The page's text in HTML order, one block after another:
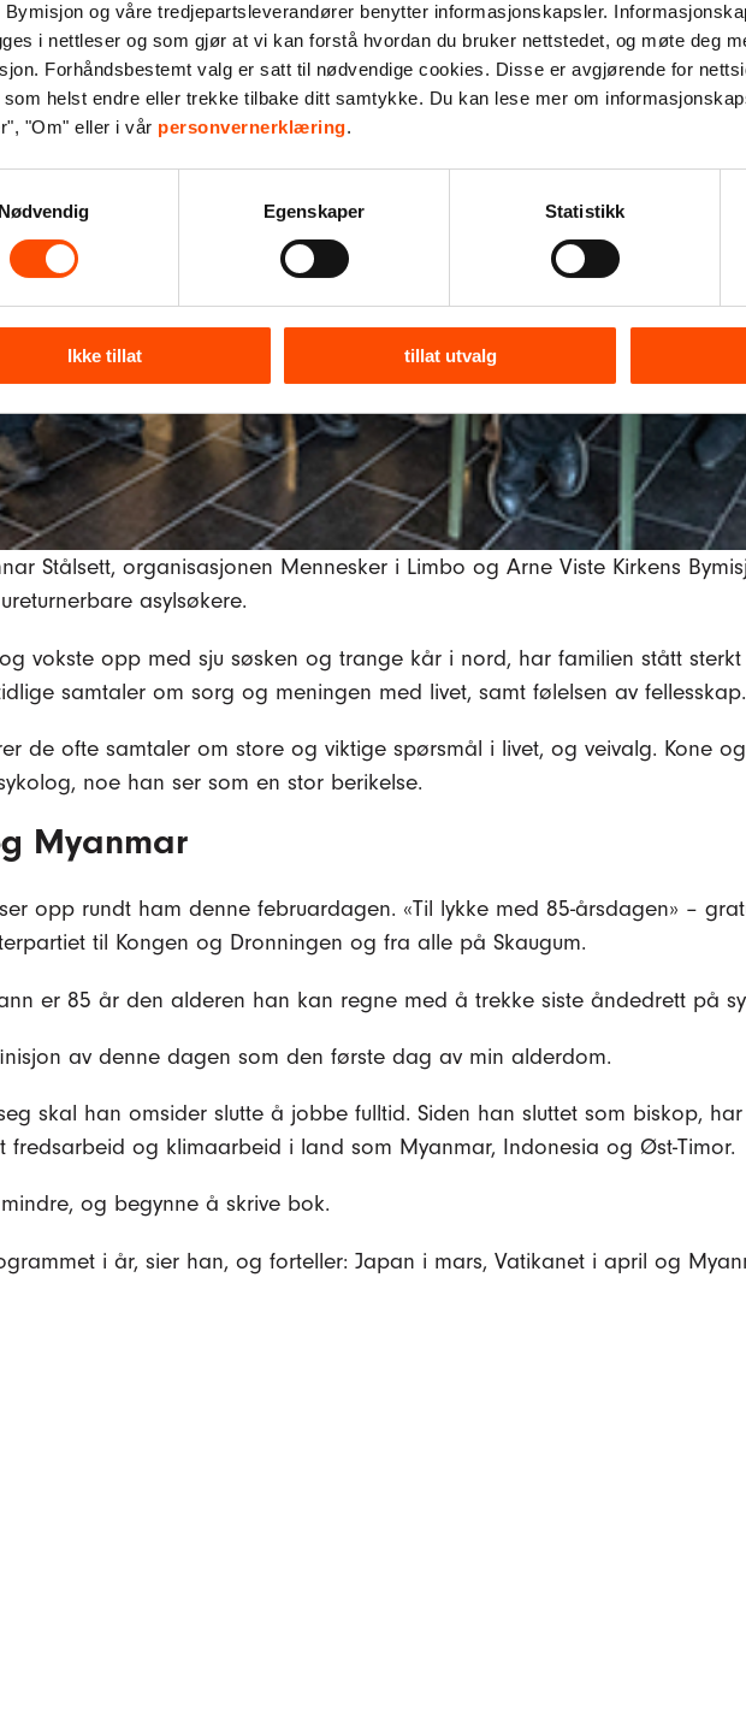
Bymisjon og våre tredjepartsleverandører benytter informasjonskapsler.
i nettleser og som gjør at vi kan forstå hvordan du bruker nettstedet, og møte deg
Forhåndsbestemt valg er satt til nødvendige cookies. Disse er avgjørende for
som helst endre eller trekke tilbake ditt samtykke. Du kan lese mer om
"Om" eller i vår personvernerklæring.
Nødvendig
Egenskaper Statistikk
Ikke tillat tillat utvalg
Stålsett, organisasjonen Mennesker i Limbo og Arne Viste Kirkens
asylsøkere.
vokste opp med sju søsken og trange kår i nord, har familien stått
sam­taler om sorg og meningen med livet, samt følelsen av fellesskap.
de ofte samtaler om store og viktige spørsmål i livet­, og veivalg. Kone
noe han ser som en stor berikelse.
Myanmar
opp rundt ham denne februardagen. «Til lykke med 85-årsdagen» –
til Kongen og Dronningen og fra alle på Skaugum.
er 85 år den alderen han kan regne med å trekke siste åndedrett på
av denne dagen som den første dag av min alderdom.
skal han omsider slutte å jobbe fulltid. Siden han sluttet som biskop,
og klimaarbeid i land som Myan­mar, Indonesia og Øst-Timor.
og begynne å skrive bok.
i år, sier han, og forteller: Japan i mars, Vatikanet i april og